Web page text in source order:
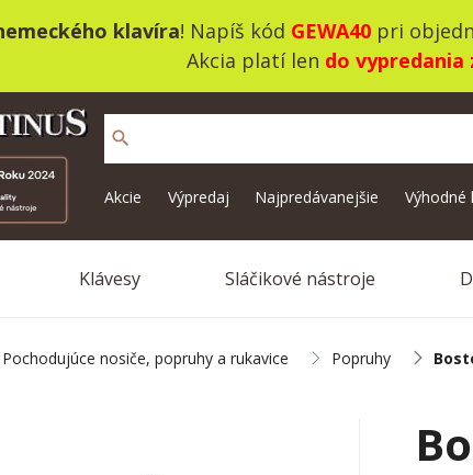
klavíra! Napíš kód GEWA40pri
Akcia platí len do vypredania
search
Akcie Výpredaj Najpredávanejšie Výhodné
Klávesy Sláčikové nástroje
Pochodujúce nosiče, popruhy a rukavice Popruhy